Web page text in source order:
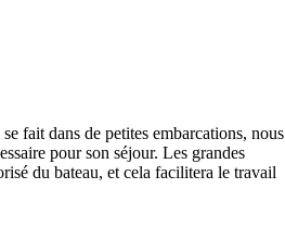
fait dans de petites embarcations, nous
pour son séjour. Les grandes
du bateau, et cela facilitera le travail